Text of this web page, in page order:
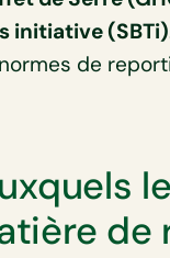
initiative (SBTi)
de
de